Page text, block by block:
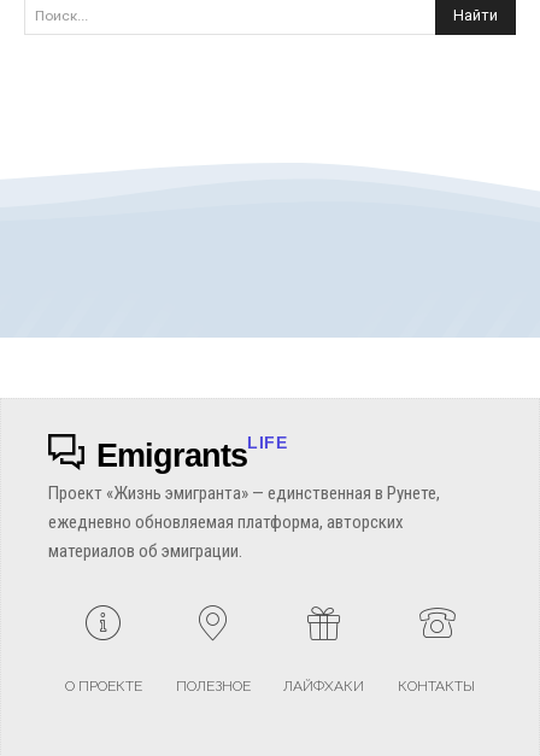
Поиск... Найти
EmigrantsLIFE
Проект «Жизнь эмигранта» — единственная в Рунете,
ежедневно обновляемая платформа, авторских
материалов об эмиграции.
О ПРОЕКТЕ ПОЛЕЗНОЕ ЛАЙФХАКИ КОНТАКТЫ